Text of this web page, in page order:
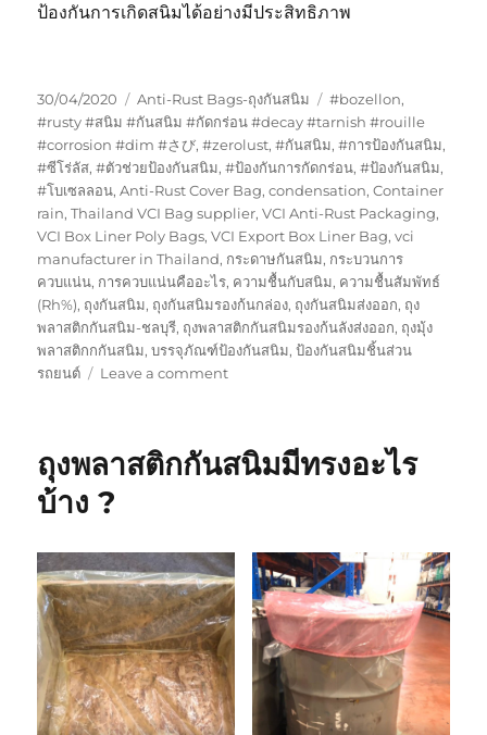
ป้องกันการเกิดสนิมได้อย่างมีประสิทธิภาพ
Posted
on
30/04/2020 Categories
Anti-Rust Bags-ถุงกันสนิม Tags
#bozellon,
#rusty #สนิม #กันสนิม #กัดกร่อน #decay #tarnish #rouille
#corrosion #dim #さび,#zerolust,#กันสนิม,#การป้องกันสนิม,
#ซีโร่ลัส,#ตัวช่วยป้องกันสนิม,#ป้องกันการกัดกร่อน,#ป้องกันสนิม,
#โบเซลลอน,Anti-Rust Cover Bag,condensation,Container
rain,Thailand VCI Bag supplier,VCI Anti-Rust Packaging,
VCI Box Liner Poly Bags,VCI Export Box Liner Bag,vci
manufacturer in Thailand, กระดาษกันสนิม, กระบวนการ
ควบแน่น, การควบแน่นคืออะไร, ความชื้นกับสนิม, ความชื้นสัมพัทธ์
(Rh%), ถุงกันสนิม, ถุงกันสนิมรองก้นกล่อง, ถุงกันสนิมส่งออก, ถุง
พลาสติกกันสนิม-ชลบุรี, ถุงพลาสติกกันสนิมรองก้นลังส่งออก, ถุงมุ้ง
พลาสติกกกันสนิม,บรรจุภัณฑ์ป้องกันสนิม,ป้องกันสนิมชิ้นส่วน
รถยนต์
Leave a commenton
สนิม
ถุงพลาสติกกันสนิมมีทรงอะไร
บ้าง ?